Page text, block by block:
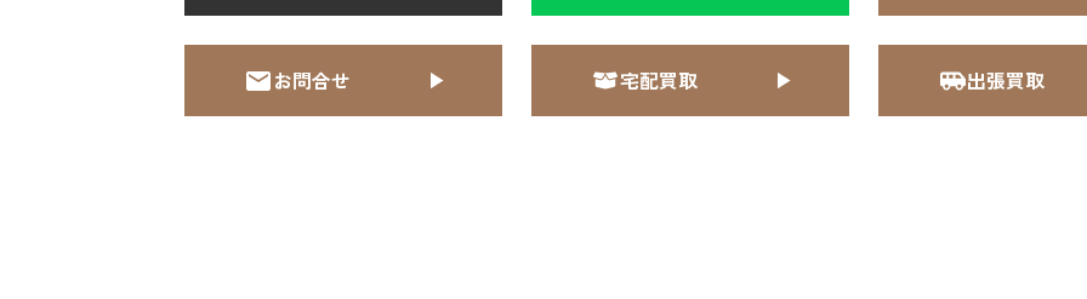
お問合せ 宅配買取 出張買取